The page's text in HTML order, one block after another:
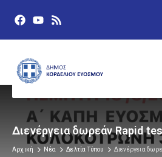
Διενέργεια δωρεάν Rapid
Αρχική Νέα Δελτία Τύπου Διενέργεια